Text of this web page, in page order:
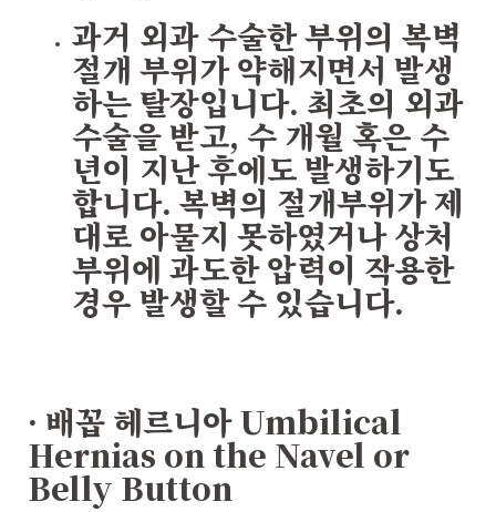
과거 외과 수술한 부위의 복벽
절개 부위가 약해지면서 발생
하는 탈장입니다. 최초의 외과
수술을 받고, 수 개월 혹은 수
년이 지난 후에도 발생하기도
합니다. 복벽의 절개부위가 제
대로 아물지 못하였거나 상처
부위에 과도한 압력이 작용한
경우 발생할 수 있습니다.
· 배꼽 헤르니아Umbilical
Hernias on the Navel or
Belly Button